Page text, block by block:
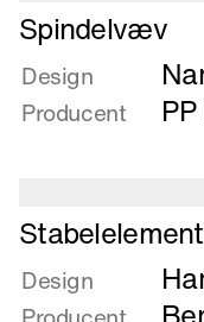
Læs
mere
om
Spindelvæv
Spindelvæv
Design
Producent
Læs
mere
om
Stabelelementer
Design